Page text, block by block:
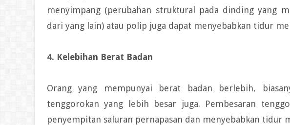
menyimpang (perubahan struktural pada dinding yang
dari yang lain) atau polip juga dapat menyebabkan tidur
4. Kelebihan Berat Badan
Orang yang mempunyai berat badan berlebih,
tenggorokan yang lebih besar juga. Pembesaran
penyempitan saluran pernapasan dan menyebabkan tidur